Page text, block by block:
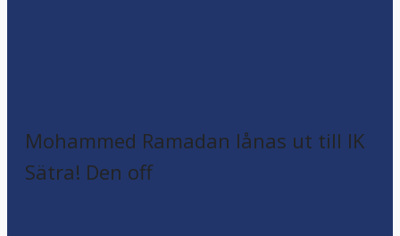
Mohammed Ramadan lånas ut till IK
Sätra! Den off